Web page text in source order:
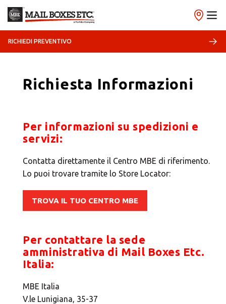
RICHIEDI PREVENTIVO
Richiesta Informazioni
Per informazioni su spedizioni e
servizi:
Contatta direttamente il Centro MBE di riferimento.
Lo puoi trovare tramite lo Store Locator:
TROVA IL TUO CENTRO MBE
Per contattare la sede
amministrativa di Mail Boxes Etc.
Italia:
MBE Italia
V.le Lunigiana, 35-37
×
Seleziona un paese
×
Scegli il tuo Centro
Soluzioni MBE